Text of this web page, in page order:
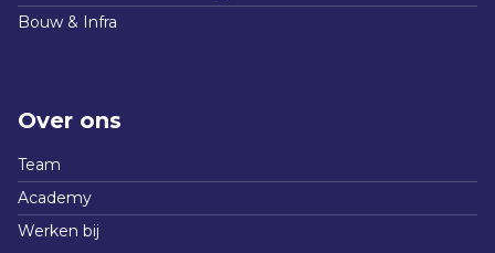
Bouw & Infra
Over ons
Team
Academy
Werken bij